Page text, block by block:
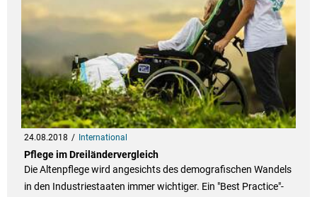
24.08.2018 International
Pflege im Dreiländervergleich
Die Altenpflege wird angesichts des demografischen Wandels
in den Industriestaaten immer wichtiger. Ein "Best Practice"-